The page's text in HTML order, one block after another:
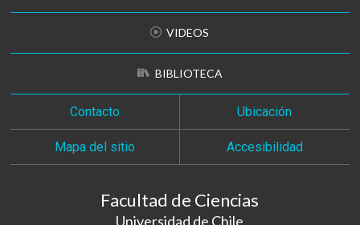
VIDEOS
BIBLIOTECA
Contacto Ubicación
Mapa del sitio Accesibilidad
Facultad de Ciencias
Universidad de Chile